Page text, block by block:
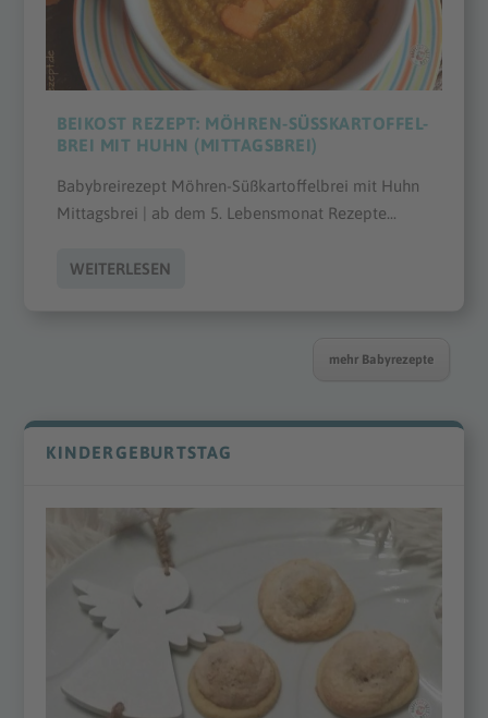
BEIKOST REZEPT: MÖHREN-SÜSSKARTOFFEL-B
REI MIT HUHN (MITTAGSBREI)
Babybreirezept Möhren-Süßkartoffelbrei mit Huhn
Mittagsbrei | ab dem 5. Lebensmonat Rezepte...
WEITERLESEN
mehr Babyrezepte
KINDERGEBURTSTAG